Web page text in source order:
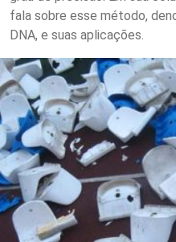
fala sobre esse método,
DNA, e suas aplicações.